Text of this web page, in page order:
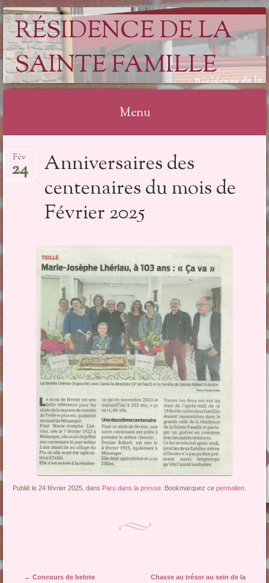
RÉSIDENCE DE LA
SAINTE FAMILLE
Menu
au
contenu
Anniversaires des
centenaires du mois de
Février 2025
Fév
24
Publié le 24 février 2025, dans Paru dans la presse . Bookmarquez cepermalien
Navigation des articles
← Concours de belote
Chasse au trésor au sein de la